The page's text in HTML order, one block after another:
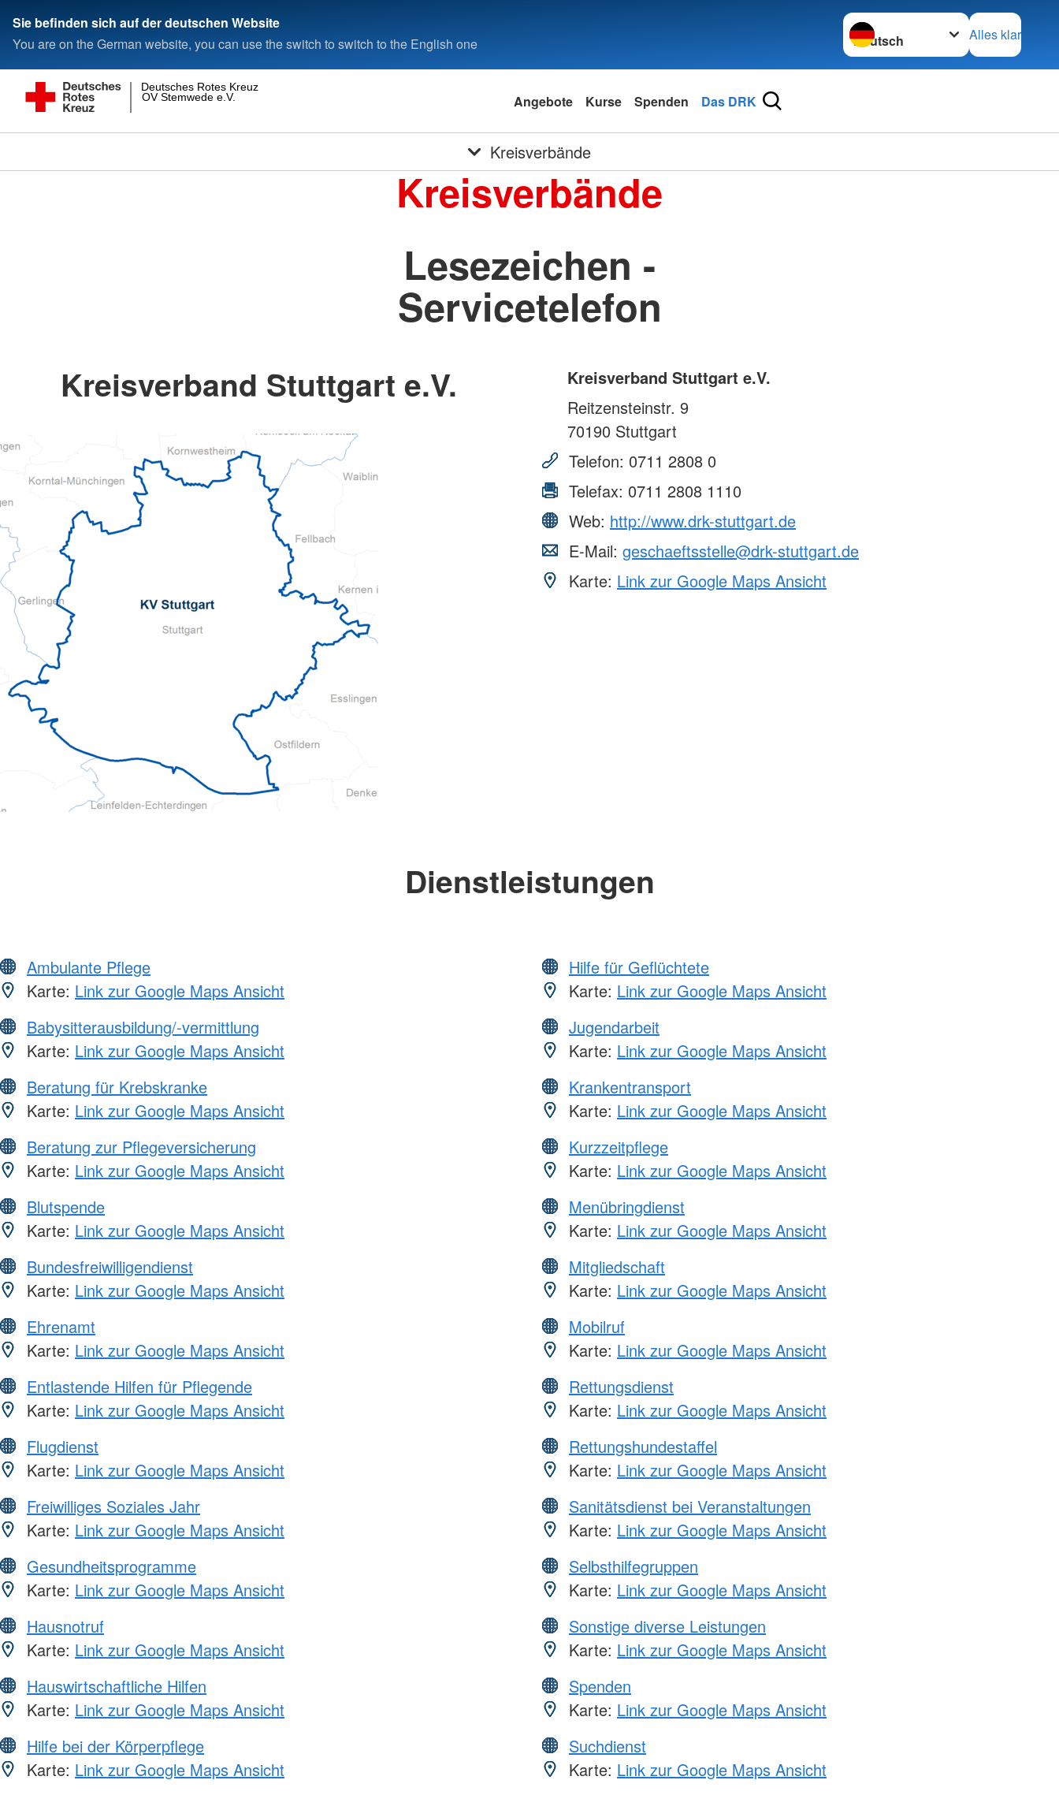
Sie befinden sich auf der deutschen Website
You are on the German website, you can use the switch to switch to the English one
Sprache wechseln zu
Alles klar
OV Stemwede e.V.
Deutsches Rotes Kreuz
Angebote Kurse Spenden Das DRK
Kreisverbände
Kreisverbände
Lesezeichen -
Servicetelefon
Kreisverband Stuttgart e.V.
Kreisverband Stuttgart e.V.
Reitzensteinstr. 9
70190 Stuttgart
Telefon: 0711 2808 0
Telefax: 0711 2808 1110
Web: http://www.drk-stuttgart.de
E-Mail: geschaeftsstelle@drk-stuttgart.de
Karte: Link zur Google Maps Ansicht
Dienstleistungen
Ambulante Pflege
Karte: Link zur Google Maps Ansicht
Babysitterausbildung/-vermittlung
Karte: Link zur Google Maps Ansicht
Beratung für Krebskranke
Karte: Link zur Google Maps Ansicht
Beratung zur Pflegeversicherung
Karte: Link zur Google Maps Ansicht
Blutspende
Karte: Link zur Google Maps Ansicht
Bundesfreiwilligendienst
Karte: Link zur Google Maps Ansicht
Ehrenamt
Karte: Link zur Google Maps Ansicht
Entlastende Hilfen für Pflegende
Karte: Link zur Google Maps Ansicht
Flugdienst
Karte: Link zur Google Maps Ansicht
Freiwilliges Soziales Jahr
Karte: Link zur Google Maps Ansicht
Gesundheitsprogramme
Karte: Link zur Google Maps Ansicht
Hausnotruf
Karte: Link zur Google Maps Ansicht
Hauswirtschaftliche Hilfen
Karte: Link zur Google Maps Ansicht
Hilfe bei der Körperpflege
Karte: Link zur Google Maps Ansicht
Hilfe für Geflüchtete
Karte: Link zur Google Maps Ansicht
Jugendarbeit
Karte: Link zur Google Maps Ansicht
Krankentransport
Karte: Link zur Google Maps Ansicht
Kurzzeitpflege
Karte: Link zur Google Maps Ansicht
Menübringdienst
Karte: Link zur Google Maps Ansicht
Mitgliedschaft
Karte: Link zur Google Maps Ansicht
Mobilruf
Karte: Link zur Google Maps Ansicht
Rettungsdienst
Karte: Link zur Google Maps Ansicht
Rettungshundestaffel
Karte: Link zur Google Maps Ansicht
Sanitätsdienst bei Veranstaltungen
Karte: Link zur Google Maps Ansicht
Selbsthilfegruppen
Karte: Link zur Google Maps Ansicht
Sonstige diverse Leistungen
Karte: Link zur Google Maps Ansicht
Spenden
Karte: Link zur Google Maps Ansicht
Suchdienst
Karte: Link zur Google Maps Ansicht